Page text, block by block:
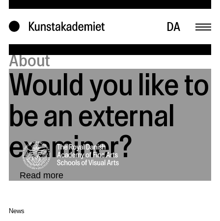
DA
Education programs
KUV & research
Visit
About
Would you like to
be an external
examiner?
Read more
News